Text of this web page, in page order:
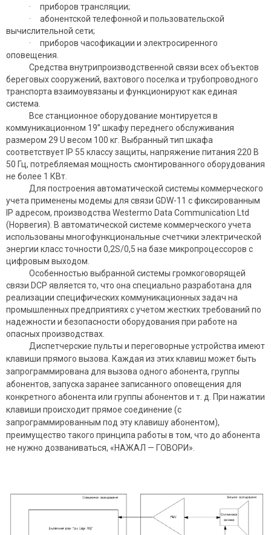
· приборов трансляции;
· абонентской телефонной и пользовательской
вычислительной сети;
· приборов часофикации и электросиренного
оповещения.
Средства внутрипроизводственной связи всех объектов
береговых сооружений, вахтового поселка и трубопроводного
транспорта взаи­моувязаны и функционируют как единая
система.
Все станционное оборудование монтируется в
коммуникационном 19” шкафу переднего обслуживания
размером 29 U весом 100 кг. Выбранный тип шкафа
соответствует IP 55 классу защиты, напряжение питания 220 В
50 Гц, потребляемая мощность смонтированного оборудования
не более 1 КВт.
Для построения автоматической системы коммерческого
учета применены модемы для связи GDW-11 с фиксированным
IP адресом, производства Westermo Data Communication Ltd
(Норвегия). В автоматической системе коммерческого учета
использованы многофункциональные счетчики электрической
энергии класс точности 0,2S/0,5 на базе микропроцессоров с
цифровым выходом.
Особенностью выбранной системы громкоговорящей
связи DCP является то, что она специально разработана для
реализации специфических коммуникационных задач на
промышленных предприятиях с учетом жестких требований по
надежности и безопасности оборудования при работе на
опасных производствах.
Диспетчерские пульты и переговорные устройства имеют
клавиши прямого вызова. Каждая из этих клавиш может быть
запрограммирована для вызова одного абонента, группы
абонентов, запуска заранее записанного оповещения для
конкретного абонента или группы абонентов и т. д. При нажатии
клавиши происходит прямое соединение (с
запрограммированным под эту клавишу абонентом),
преимущество такого принципа работы в том, что до абонента
не нужно дозваниваться, «НАЖАЛ — ГОВОРИ».